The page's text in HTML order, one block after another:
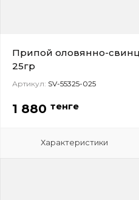
Припой оловянно-
25гр
Артикул: SV-55325-025
1 880 тенге
Характеристики